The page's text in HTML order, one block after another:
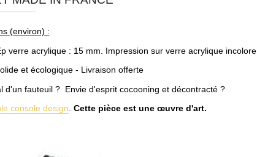
(environ) :
acrylique : 15 mm. Impression sur verre acrylique incolore.
et écologique - Livraison offerte
d'un fauteuil ? Envie d'esprit cocooning et décontracté ?
console design Cette pièce est une œuvre d'art.